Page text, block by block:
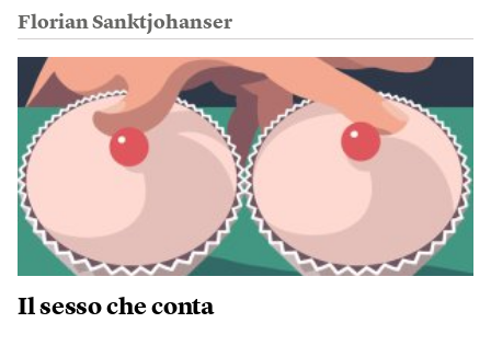
Florian Sanktjohanser
Il sesso che conta